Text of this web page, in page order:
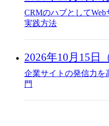
CRMのハブとして
実践方法
2026年10月15日
企業サイトの発信力を
門